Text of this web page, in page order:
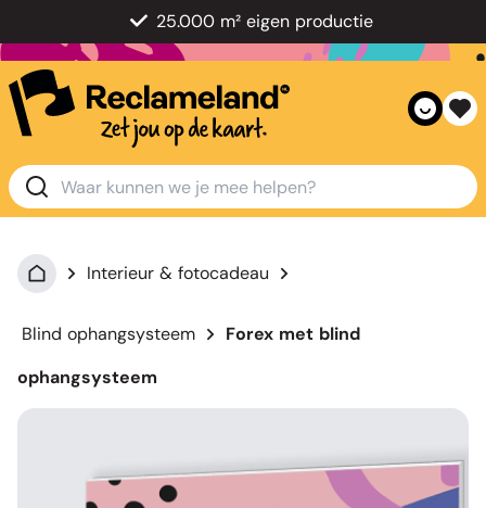
25.000 m² eigen productie
Interieur & fotocadeau
Blind ophangsysteem
Forex met blind
ophangsysteem